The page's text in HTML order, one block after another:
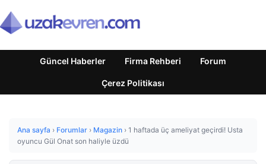
Güncel Haberler Firma Rehberi Forum
Çerez Politikası
Ana sayfa › Forumlar › Magazin › 1 haftada üç ameliyat geçirdi! Usta
oyuncu Gül Onat son haliyle üzdü